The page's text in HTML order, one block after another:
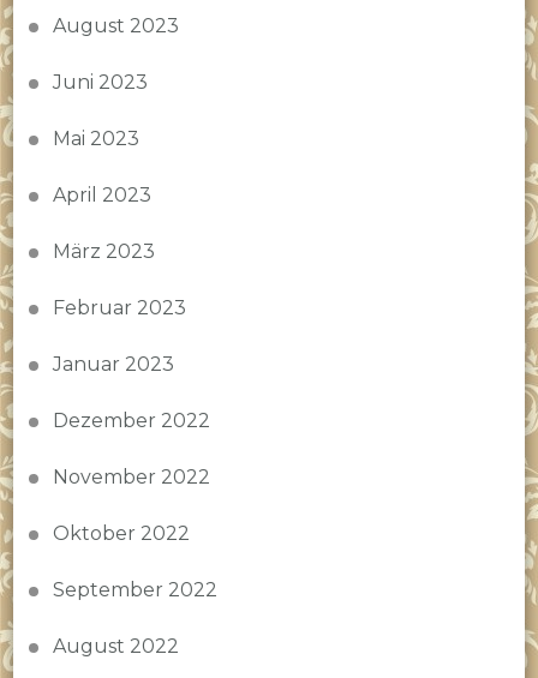
August 2023
Juni 2023
Mai 2023
April 2023
März 2023
Februar 2023
Januar 2023
Dezember 2022
November 2022
Oktober 2022
September 2022
August 2022